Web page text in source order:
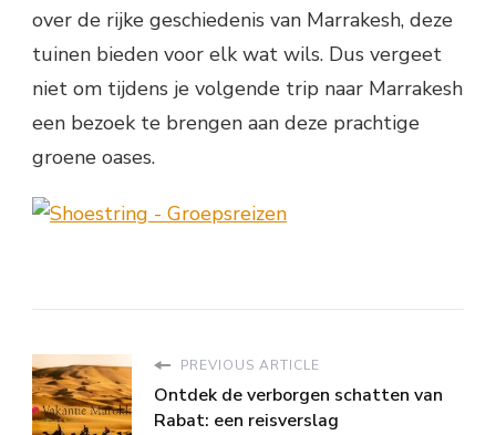
over de rijke geschiedenis van Marrakesh, deze
tuinen bieden voor elk wat wils. Dus vergeet
niet om tijdens je volgende trip naar Marrakesh
een bezoek te brengen aan deze prachtige
groene oases.
PREVIOUS ARTICLE
Ontdek de verborgen schatten van
Rabat: een reisverslag